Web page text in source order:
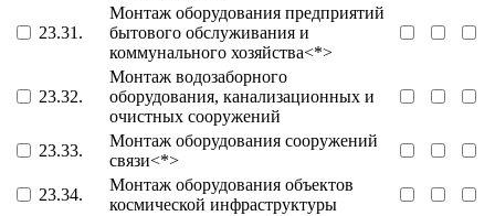
23.31.
Монтаж оборудования предприятий
бытового обслуживания и
коммунального хозяйства<*>
23.32.
Монтаж водозаборного
оборудования, канализационных и
очистных сооружений
23.33.
Монтаж оборудования сооружений
связи<*>
23.34.
Монтаж оборудования объектов
космической инфраструктуры